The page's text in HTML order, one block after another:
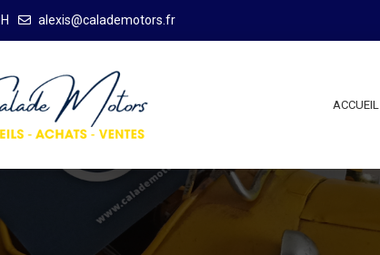
alexis@calademotors.fr
ACCUEIL